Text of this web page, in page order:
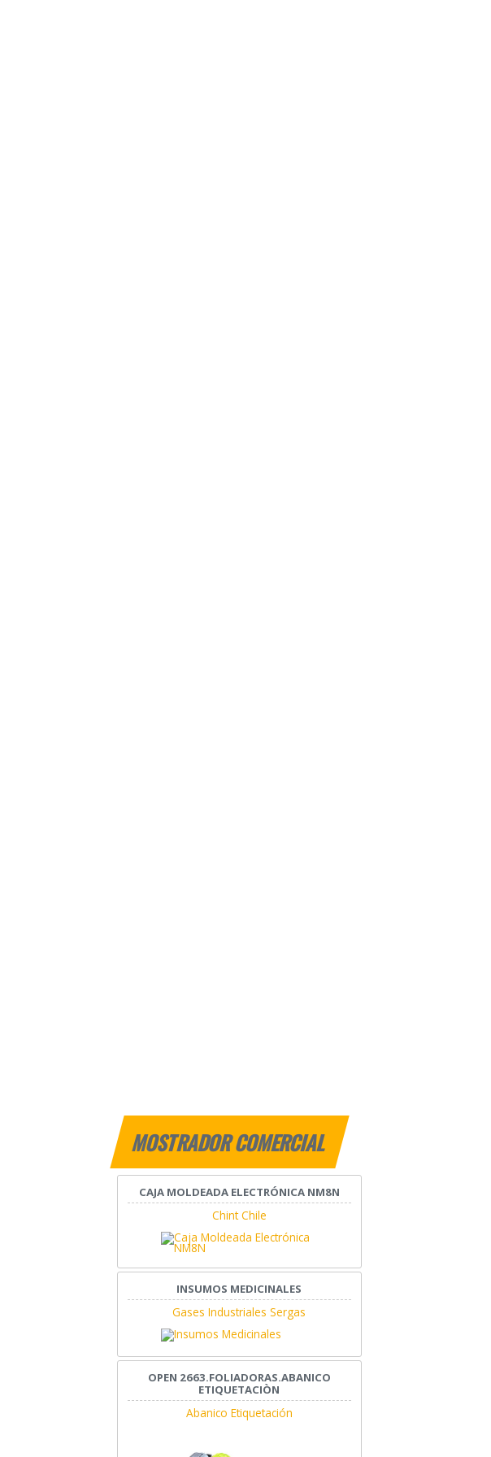
MOSTRADOR COMERCIAL
CAJA MOLDEADA ELECTRÓNICA NM8N
Chint Chile
INSUMOS MEDICINALES
Gases Industriales Sergas
OPEN 2663.FOLIADORAS.ABANICO
ETIQUETACIÒN
Abanico Etiquetación